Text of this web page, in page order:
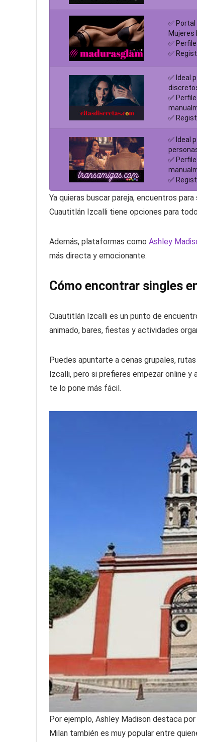
✅
Mujeres
✅
✅
✅ Ideal
✅
✅
✅ Ideal
✅
✅
Ya quieras buscar pareja, encuentros
Cuautitlán Izcalli tiene opciones para
Además, plataformas como Ashley
más directa y emocionante.
Cómo encontrar singles
Cuautitlán Izcalli es un punto de
animado, bares, fiestas y actividades
Puedes apuntarte a cenas grupales,
Izcalli, pero si prefieres empezar online
te lo pone más fácil.
Por ejemplo, Ashley Madison destaca
Milan también es muy popular entre